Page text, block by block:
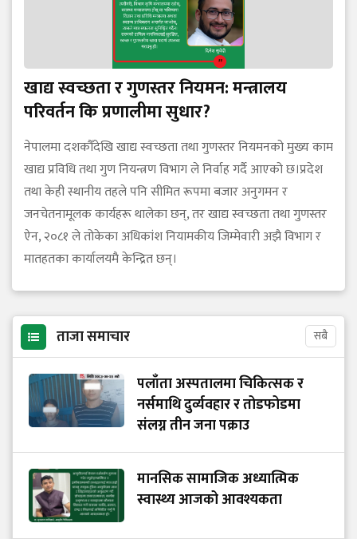
खाद्य स्वच्छता र गुणस्तर नियमन: मन्त्रालय
परिवर्तन कि प्रणालीमा सुधार?
नेपालमा दशकौँदेखि खाद्य स्वच्छता तथा गुणस्तर नियमनको मुख्य काम
खाद्य प्रविधि तथा गुण नियन्त्रण विभाग ले निर्वाह गर्दै आएको छ।प्रदेश
तथा केही स्थानीय तहले पनि सीमित रूपमा बजार अनुगमन र
जनचेतनामूलक कार्यहरू थालेका छन्, तर खाद्य स्वच्छता तथा गुणस्तर
ऐन, २०८१ ले तोकेका अधिकांश नियामकीय जिम्मेवारी अझै विभाग र
मातहतका कार्यालयमै केन्द्रित छन्।
ताजा समाचार सबै
पलाँता अस्पतालमा चिकित्सक र
नर्समाथि दुर्व्यवहार र तोडफोडमा
संलग्न तीन जना पक्राउ
मानसिक सामाजिक अध्यात्मिक
स्वास्थ्य आजको आवश्यकता